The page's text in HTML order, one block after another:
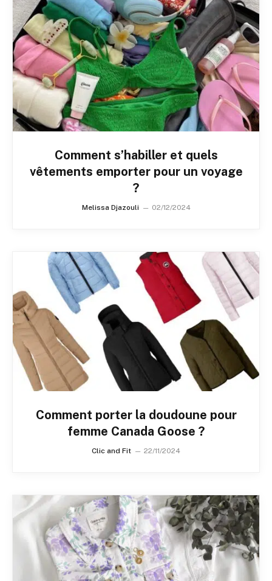
Comment s’habiller et quels
vêtements emporter pour un voyage
?
Melissa Djazouli 02/12/2024
Comment porter la doudoune pour
femme Canada Goose ?
Clic and Fit 22/11/2024